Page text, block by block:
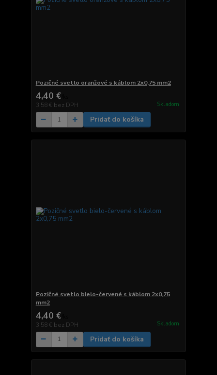
Pozičné svetlo oranžové s káblom 2x0,75 mm2
4,40 €
3,58 € bez DPH Skladom
Pridať do košíka
Pozičné svetlo bielo-červené s káblom 2x0,75
mm2
4,40 €
3,58 € bez DPH Skladom
Pridať do košíka